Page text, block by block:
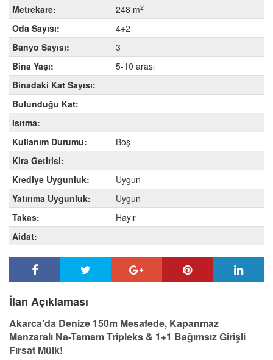
Metrekare:
248 m2
Oda Sayısı:
4+2
Banyo Sayısı:
3
Bina Yaşı:
5-10 arası
Binadaki Kat Sayısı:
Bulunduğu Kat:
Isıtma:
Kullanım Durumu:
Boş
Kira Getirisi:
Krediye Uygunluk:
Uygun
Yatırıma Uygunluk:
Uygun
Takas:
Hayır
Aidat:
İlan Açıklaması
Akarca’da Denize 150m Mesafede, Kapanmaz
Manzaralı Na-Tamam Tripleks & 1+1 Bağımsız Girişli
Fırsat Mülk!